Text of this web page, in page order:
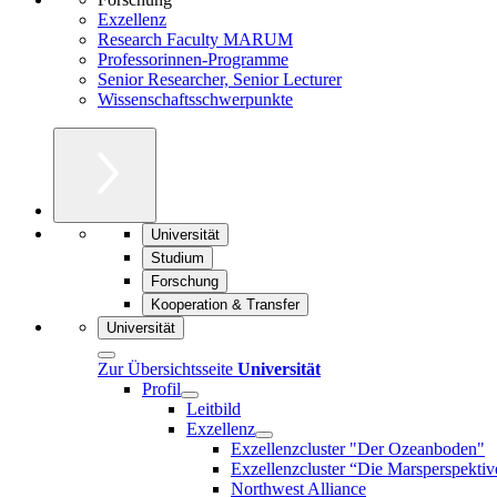
Exzellenz
Research Faculty MARUM
Professorinnen-Programme
Senior Researcher, Senior Lecturer
Wissenschaftsschwerpunkte
Universität
Studium
Forschung
Kooperation & Transfer
Universität
Zur Übersichtsseite Universität
Profil
Leitbild
Exzellenz
Exzellenzcluster "Der Ozeanboden"
Exzellenzcluster “Die
Northwest Alliance